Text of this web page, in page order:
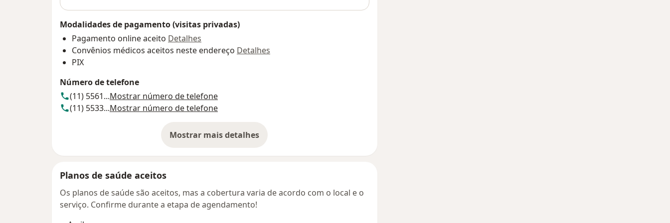
Modalidades de pagamento (visitas privadas)
Pagamento online aceito Detalhes
Convênios médicos aceitos neste endereço Detalhes
PIX
Número de telefone
(11) 5561...Mostrar número de telefone
(11) 5533...Mostrar número de telefone
Mostrar mais detalhes
sobre o endereço
Planos de saúde aceitos
Os planos de saúde são aceitos, mas a cobertura varia de acordo com o local e o
serviço. Confirme durante a etapa de agendamento!